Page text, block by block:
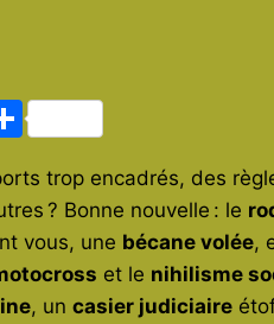
P
ta
g
er
trop encadrés, des
? Bonne nouvelle : le
vous, une bécane volée,
et le nihilisme
, un casier judiciaire